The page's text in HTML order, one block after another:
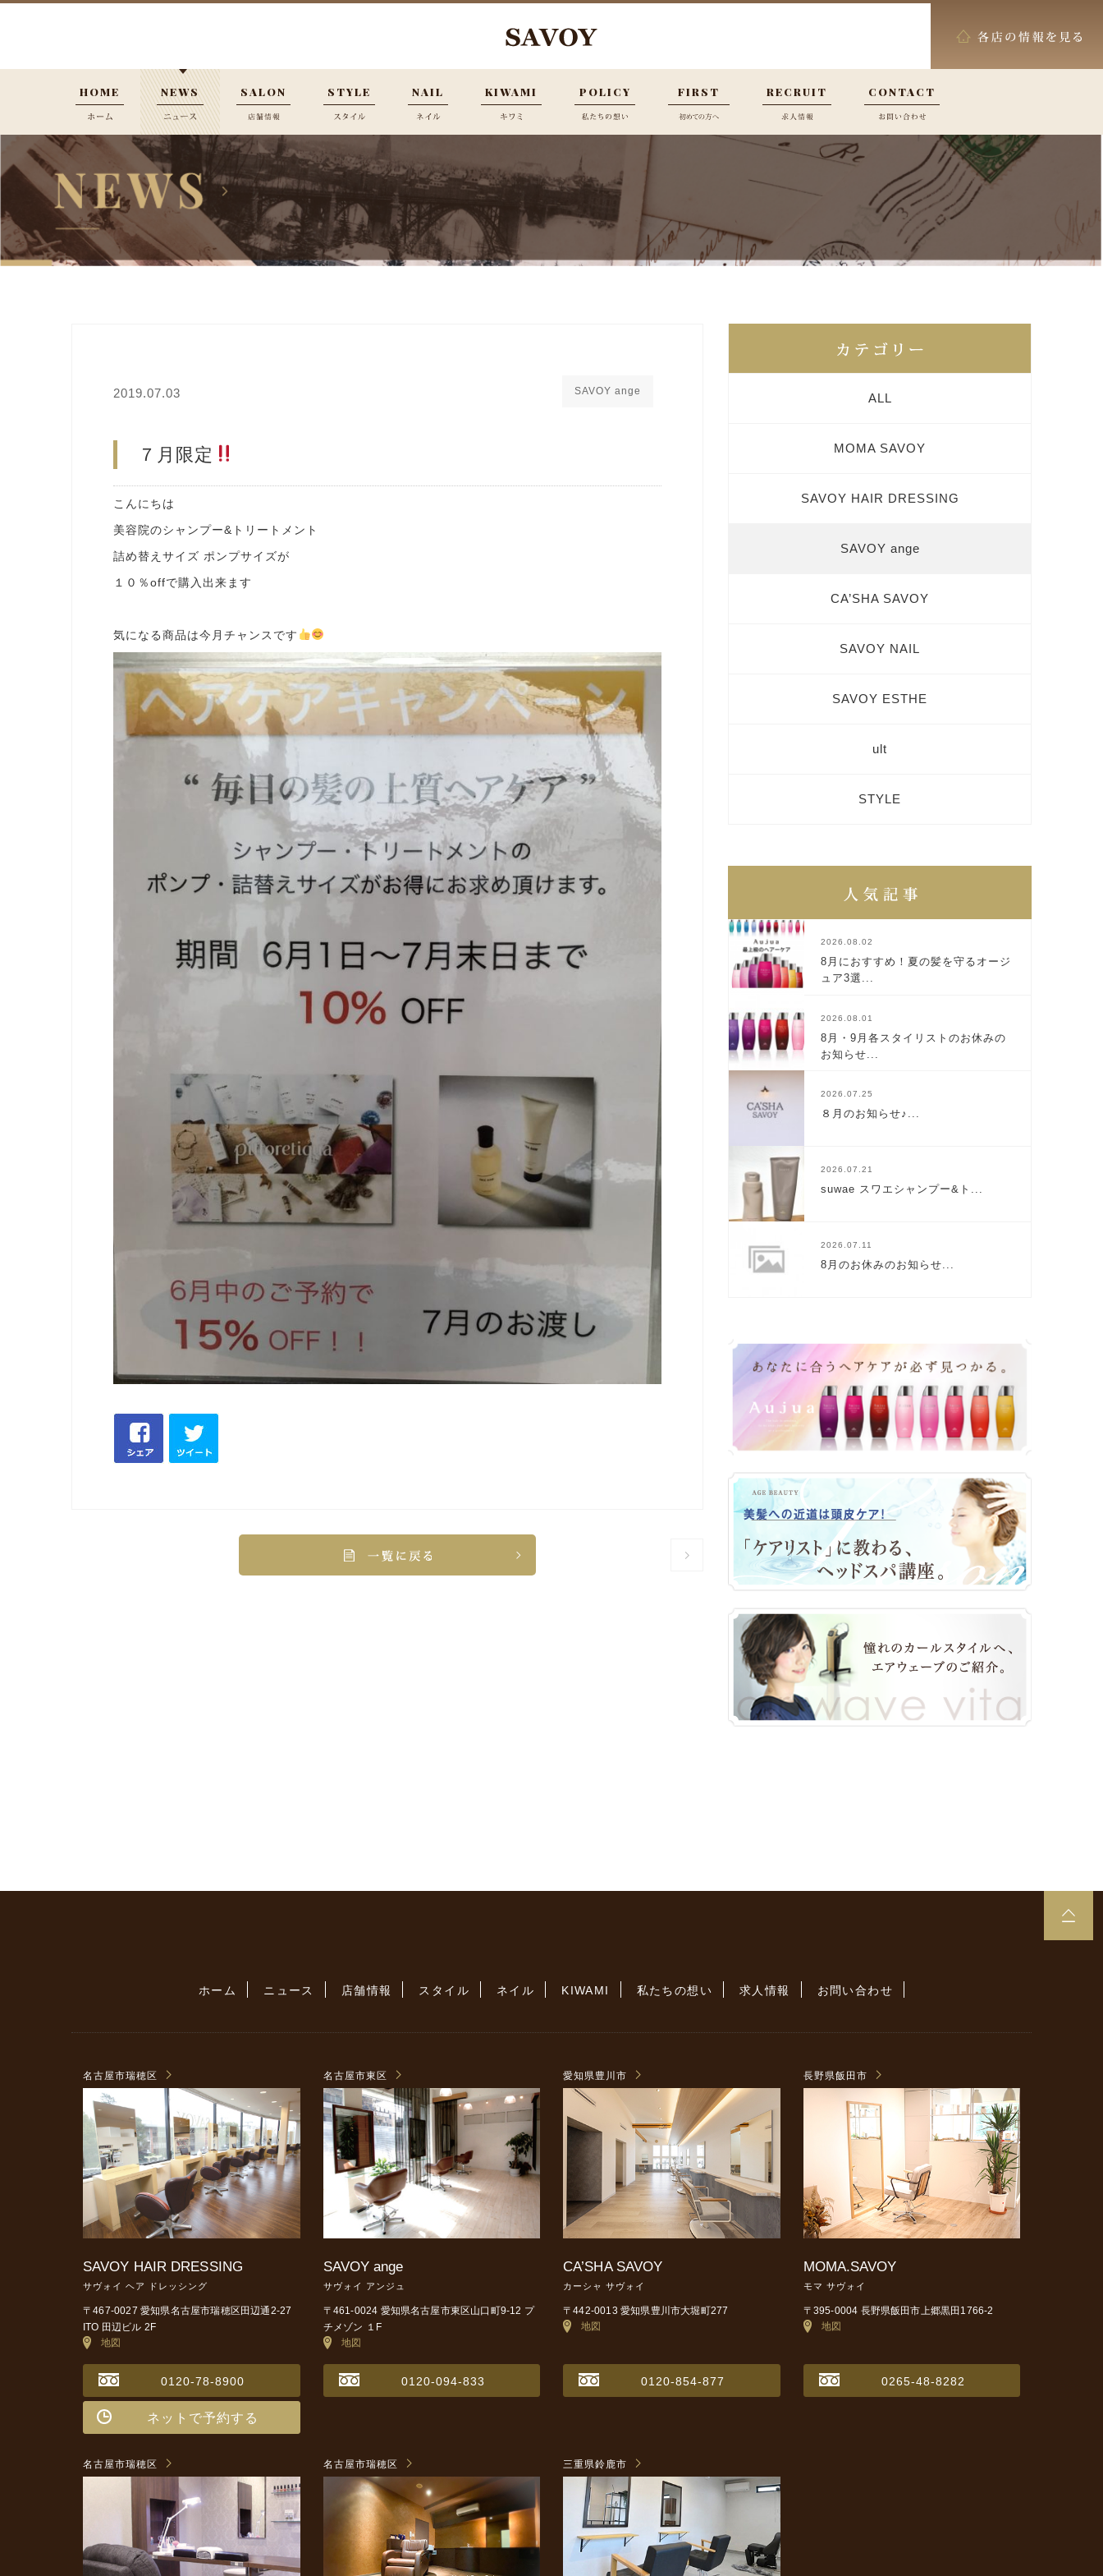
HOME NEWS SALON STYLE NAIL KIWAMI POLICY FIRST RECRUIT CONTACT
2019.07.03 SAVOY ange
７月限定
こんにちは
美容院のシャンプー&トリートメント
詰め替えサイズ ポンプサイズが
１０％offで購入出来ます
気になる商品は今月チャンスです
ALL
MOMA SAVOY
SAVOY HAIR DRESSING
SAVOY ange
CA’SHA SAVOY
SAVOY NAIL
SAVOY ESTHE
ult
STYLE
2026.08.02
8月におすすめ！夏の髪を守るオージ
ュア3選...
2026.08.01
8月・9月各スタイリストのお休みの
お知らせ...
2026.07.25
８月のお知らせ♪...
2026.07.21
suwae スワエシャンプー&ト...
2026.07.11
8月のお休みのお知らせ...
ホーム ニュース 店舗情報 スタイル ネイル KIWAMI 私たちの想い 求人情報 お問い合わせ
名古屋市瑞穂区
SAVOY HAIR DRESSING
サヴォイ ヘア ドレッシング
〒467-0027 愛知県名古屋市瑞穂区田辺通2-27
ITO 田辺ビル 2F
地図
0120-78-8900
ネットで予約する
名古屋市東区
SAVOY ange
サヴォイ アンジュ
〒461-0024 愛知県名古屋市東区山口町9-12 プ
チメゾン １F
地図
0120-094-833
愛知県豊川市
CA’SHA SAVOY
カーシャ サヴォイ
〒442-0013 愛知県豊川市大堀町277
地図
0120-854-877
長野県飯田市
MOMA.SAVOY
モマ サヴォイ
〒395-0004 長野県飯田市上郷黒田1766-2
地図
0265-48-8282
名古屋市瑞穂区 名古屋市瑞穂区 三重県鈴鹿市